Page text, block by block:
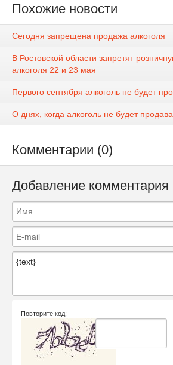
Похожие новости
Сегодня запрещена продажа алкоголя
В Ростовской области запретят
алкоголя 22 и 23 мая
Первого сентября алкоголь не будет
О днях, когда алкоголь не будет
Комментарии (0)
Добавление комментария
Повторите код: